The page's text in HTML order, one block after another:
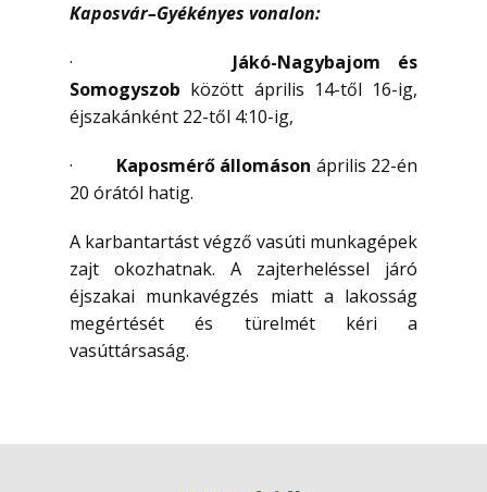
Kaposvár–Gyékényes vonalon:
· Jákó-Nagybajom és
Somogyszob között április 14-től 16-ig,
éjszakánként 22-től 4:10-ig,
· Kaposmérő állomáson április 22-én
20 órától hatig.
A karbantartást végző vasúti munkagépek
zajt okozhatnak. A zajterheléssel járó
éjszakai munkavégzés miatt a lakosság
megértését és türelmét kéri a
vasúttársaság.